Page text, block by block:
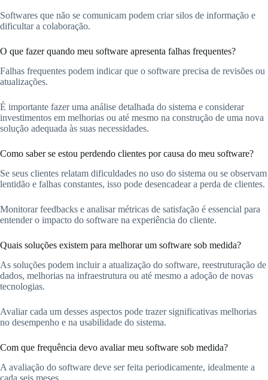
Softwares que não se comunicam podem criar silos de informação e
dificultar a colaboração.
O que fazer quando meu software apresenta falhas frequentes?
Falhas frequentes podem indicar que o software precisa de revisões ou
atualizações.
É importante fazer uma análise detalhada do sistema e considerar
investimentos em melhorias ou até mesmo na construção de uma nova
solução adequada às suas necessidades.
Como saber se estou perdendo clientes por causa do meu software?
Se seus clientes relatam dificuldades no uso do sistema ou se observam
lentidão e falhas constantes, isso pode desencadear a perda de clientes.
Monitorar feedbacks e analisar métricas de satisfação é essencial para
entender o impacto do software na experiência do cliente.
Quais soluções existem para melhorar um software sob medida?
As soluções podem incluir a atualização do software, reestruturação de
dados, melhorias na infraestrutura ou até mesmo a adoção de novas
tecnologias.
Avaliar cada um desses aspectos pode trazer significativas melhorias
no desempenho e na usabilidade do sistema.
Com que frequência devo avaliar meu software sob medida?
A avaliação do software deve ser feita periodicamente, idealmente a
cada seis meses.